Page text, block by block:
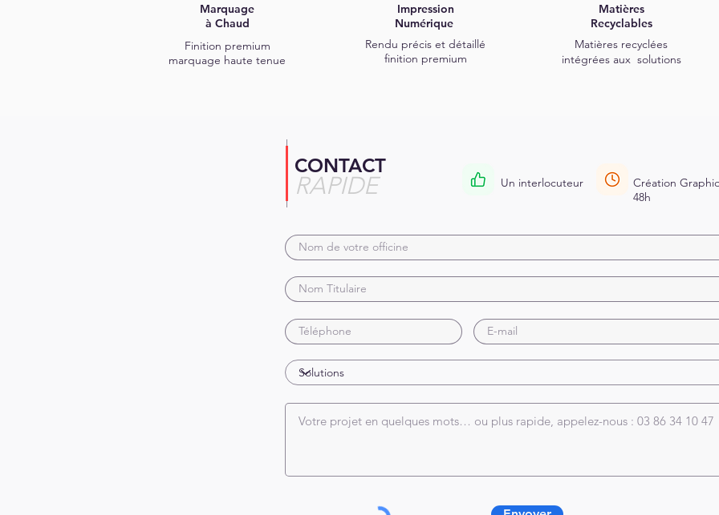
Marquage
à Chaud
Finition premium
marquage haute tenue
Impression
Numérique
Rendu précis et détaillé
finition premium
Matières
Recyclables
Matières recyclées
intégrées aux solutions
CONTACT
RAPIDE Un interlocuteur
Création
48h